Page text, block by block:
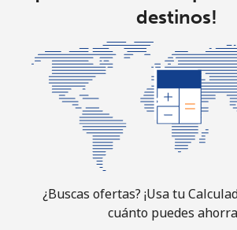
destinos!
¿Buscas ofertas? ¡Usa tu
cuánto puedes